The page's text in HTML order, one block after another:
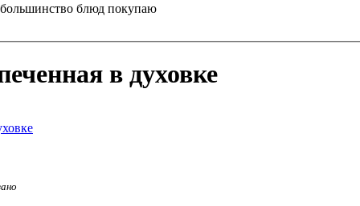
блюд покупаю
в духовке